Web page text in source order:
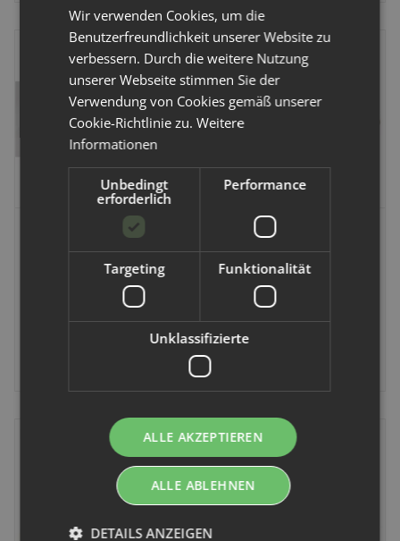
Blümchen
Blümchen Saugeinlage /
Booster aus
BioBaumwolle
Artikelnummer:751787
Blümchen
Blümchen Saugeinlagen
12'er Pack BioBaumwolle
Artikelnummer:
Wir verwenden Cookies, um die
Benutzerfreundlichkeit unserer Website zu
verbessern. Durch die weitere Nutzung
unserer Webseite stimmen Sie der
Verwendung von Cookies gemäß unserer
Cookie-Richtlinie zu.Weitere
Informationen
Unbedingt
erforderlich
Performance
Targeting Funktionalität
Unklassifizierte
ALLE AKZEPTIEREN
ALLE ABLEHNEN
DETAILS ANZEIGEN